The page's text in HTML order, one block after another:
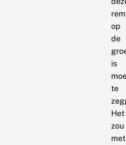
rem
op
de
is
te
Het
zou
met